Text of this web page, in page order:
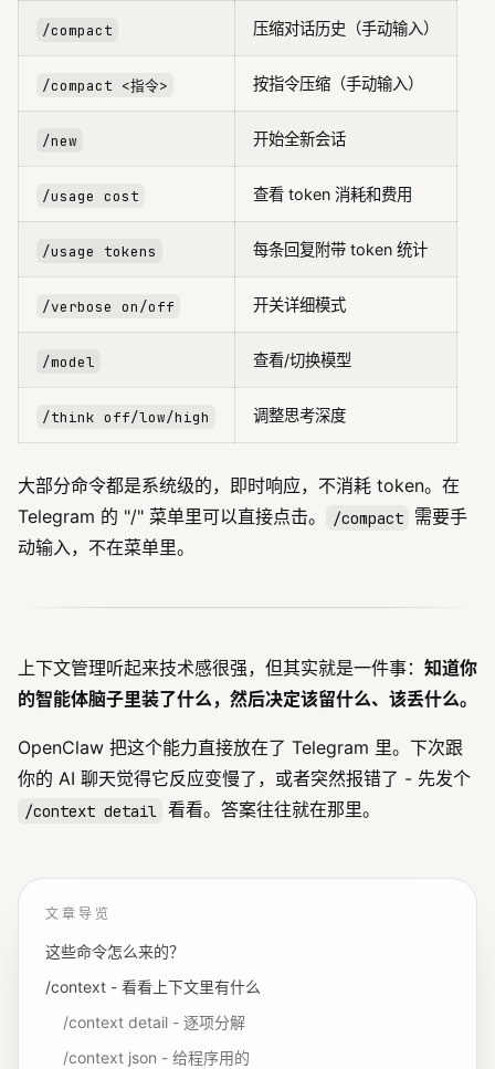
/compact 压缩对话历史（手动输入）
/compact <指令> 按指令压缩（手动输入）
/new 开始全新会话
/usage cost 查看 token 消耗和费用
/usage tokens 每条回复附带 token 统计
/verbose on/off 开关详细模式
/model 查看/切换模型
/think off/low/high 调整思考深度
大部分命令都是系统级的，即时响应，不消耗 token。在
Telegram 的 "/" 菜单里可以直接点击。
/compact
需要手
动输入，不在菜单里。
上下文管理听起来技术感很强，但其实就是一件事： 知道你
的智能体脑子里装了什么，然后决定该留什么、该丢什么。
OpenClaw 把这个能力直接放在了 Telegram 里。下次跟
你的 AI 聊天觉得它反应变慢了，或者突然报错了 - 先发个
/context detail 看看。答案往往就在那里。
文章导览
这些命令怎么来的？
/context - 看看上下文里有什么
/context detail - 逐项分解
/context json - 给程序用的